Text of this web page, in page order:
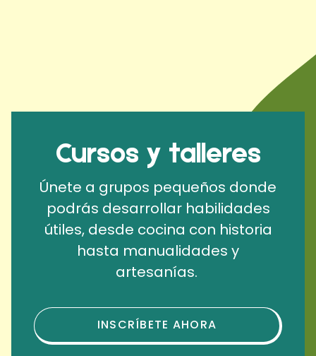
Cursos y talleres
Únete a grupos pequeños donde
podrás desarrollar habilidades
útiles, desde cocina con historia
hasta manualidades y
artesanías.
INSCRÍBETE AHORA